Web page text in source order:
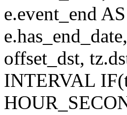
e.event_end
offset_dst,
INTERVAL